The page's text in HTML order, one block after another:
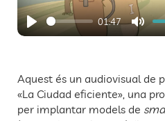
P
a
y
01:47
M
t
e
a
y
Aquest és un audiovisual de
«La Ciudad eficiente», una
per implantar models de